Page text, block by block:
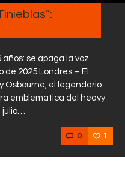
se apaga la voz
2025 Londres – El
Osbourne, el legendario
emblemática del heavy
0 1